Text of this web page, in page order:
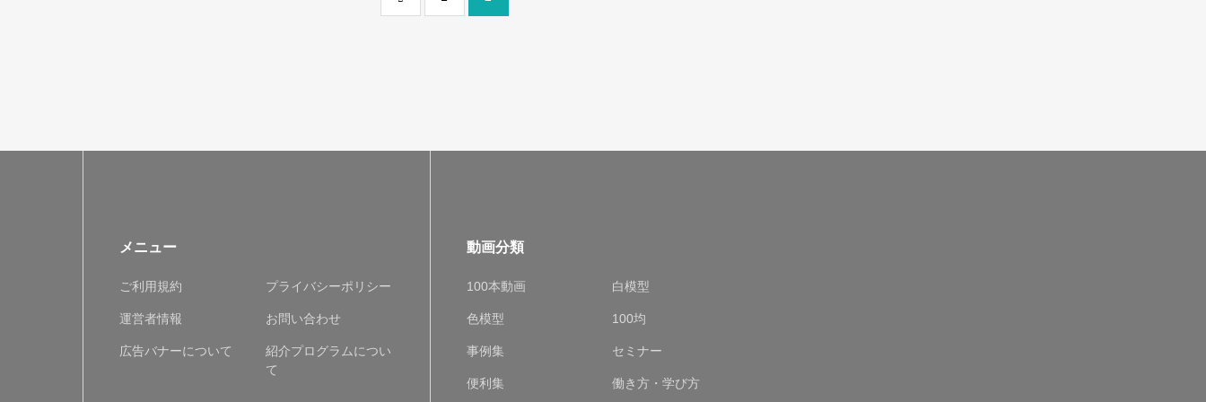
メニュー
ご利用規約 プライバシーポリシー
運営者情報 お問い合わせ
広告バナーについて
紹介プログラムについ
て
動画分類
100本動画 白模型
色模型 100均
事例集 セミナー
便利集 働き方・学び方